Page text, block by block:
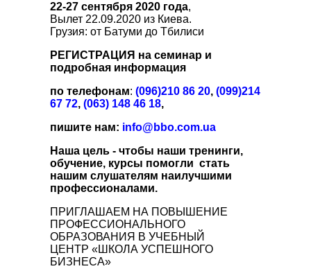
22-27 сентября 2020 года,
Вылет 22.09.2020 из Киева.
Грузия: от Батуми до Тбилиси
РЕГИСТРАЦИЯ на семинар и
подробная информация
по телефонам: (096)210 86 20, (099)214
67 72, (063) 148 46 18,
пишите нам: info@bbo.com.ua
Наша цель - чтобы наши тренинги,
обучение, курсы помогли стать
нашим слушателям наилучшими
профессионалами.
ПРИГЛАШАЕМ НА ПОВЫШЕНИЕ
ПРОФЕССИОНАЛЬНОГО
ОБРАЗОВАНИЯ В УЧЕБНЫЙ
ЦЕНТР «ШКОЛА УСПЕШНОГО
БИЗНЕСА»